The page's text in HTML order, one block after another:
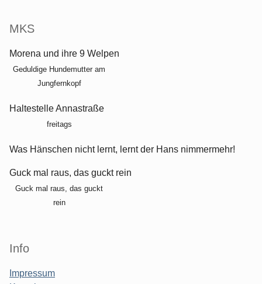
MKS
Morena und ihre 9 Welpen
Geduldige Hundemutter am
Jungfernkopf
Haltestelle Annastraße
freitags
Was Hänschen nicht lernt, lernt der Hans nimmermehr!
Guck mal raus, das guckt rein
Guck mal raus, das guckt
rein
Info
Impressum